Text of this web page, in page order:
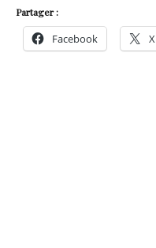
Partager :
Facebook X